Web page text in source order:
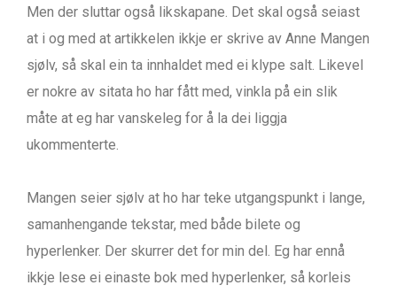
Men der sluttar også likskapane. Det skal også seiast
at i og med at artikkelen ikkje er skrive av Anne Mangen
sjølv, så skal ein ta innhaldet med ei klype salt. Likevel
er nokre av sitata ho har fått med, vinkla på ein slik
måte at eg har vanskeleg for å la dei liggja
ukommenterte.
Mangen seier sjølv at ho har teke utgangspunkt i lange,
samanhengande tekstar, med både bilete og
hyperlenker. Der skurrer det for min del. Eg har ennå
ikkje lese ei einaste bok med hyperlenker, så korleis